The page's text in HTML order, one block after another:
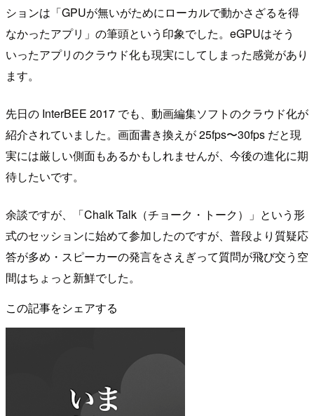
ションは「GPUが無いがためにローカルで動かさざるを得
なかったアプリ」の筆頭という印象でした。eGPUはそう
いったアプリのクラウド化も現実にしてしまった感覚があり
ます。
先日の InterBEE 2017 でも、動画編集ソフトのクラウド化が
紹介されていました。画面書き換えが 25fps〜30fps だと現
実には厳しい側面もあるかもしれませんが、今後の進化に期
待したいです。
余談ですが、「Chalk Talk（チョーク・トーク）」という形
式のセッションに始めて参加したのですが、普段より質疑応
答が多め・スピーカーの発言をさえぎって質問が飛び交う空
間はちょっと新鮮でした。
この記事をシェアする